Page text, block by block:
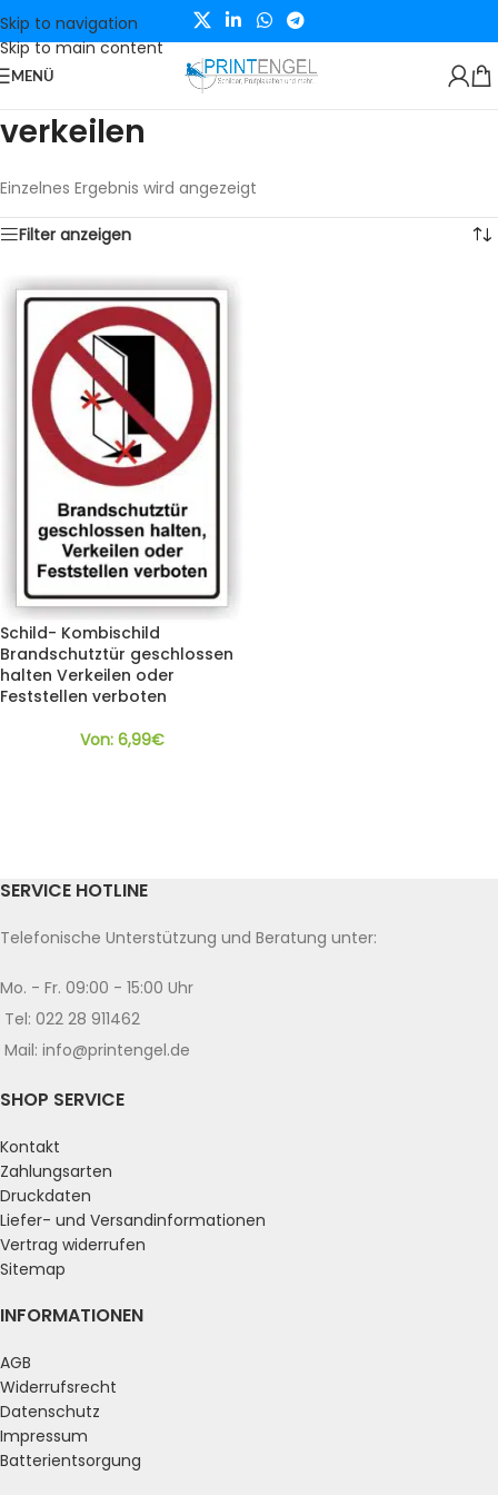
Skip to navigation
Skip to main content
MENÜ
verkeilen
Einzelnes Ergebnis wird angezeigt
Filter anzeigen
Schild- Kombischild
Brandschutztür geschlossen
halten Verkeilen oder
Feststellen verboten
Von: 6,99€
SERVICE HOTLINE
Telefonische Unterstützung und Beratung unter:
Mo. - Fr. 09:00 - 15:00 Uhr
Tel: 022 28 911462
Mail: info@printengel.de
SHOP SERVICE
Kontakt
Zahlungsarten
Druckdaten
Liefer- und Versandinformationen
Vertrag widerrufen
Sitemap
INFORMATIONEN
AGB
Widerrufsrecht
Datenschutz
Impressum
Batterientsorgung